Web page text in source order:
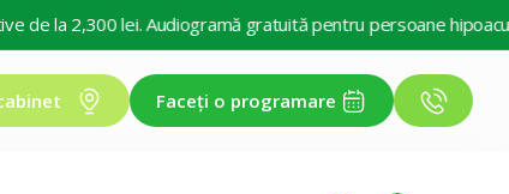
lei. Audiogramă gratuită pentru persoane hipoacuzice.
Faceți o programare